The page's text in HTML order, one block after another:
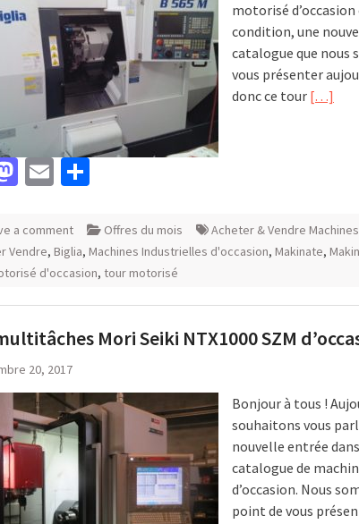
motorisé
condition, une
catalogue que nous
vous présenter
donc ce tour […]
Mastodon
Email
a comment Offres du mois Acheter & Vendre
Vendre, Biglia, Machines Industrielles d'occasion, Makinate,
d'occasion, tour motorisé
Mori Seiki NTX1000 SZM
20, 2017
Bonjour à tous !
souhaitons vous
nouvelle entrée
catalogue de
d’occasion. Nous
point de vous